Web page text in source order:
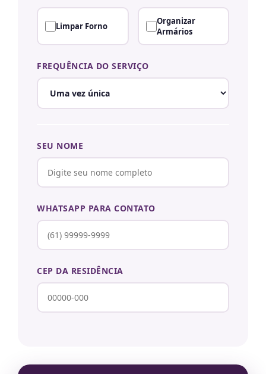
Limpar Forno
Organizar
Armários
FREQUÊNCIA DO SERVIÇO
SEU NOME
WHATSAPP PARA CONTATO
CEP DA RESIDÊNCIA